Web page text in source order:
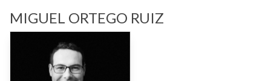
MIGUEL ORTEGO RUIZ